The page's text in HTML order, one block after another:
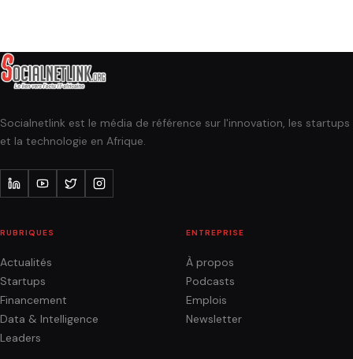
Socialnetlink est le média de référence sur l'innovation, les startups
et la technologie en Afrique.
RUBRIQUES
Actualités
Startups
Financement
Data & Intelligence
Leaders
ENTREPRISE
À propos
Podcasts
Emplois
Newsletter